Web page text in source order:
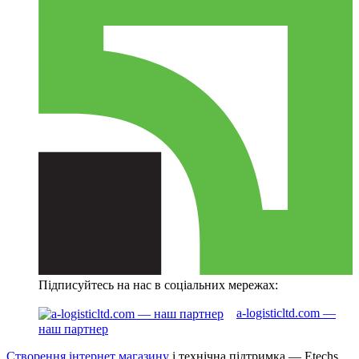
Підписуйтесь на нас в соціальних мережах:
a-logisticltd.com —
наш партнер